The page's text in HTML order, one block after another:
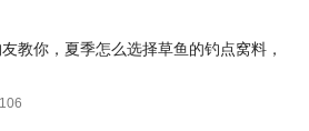
教你，夏季怎么选择草鱼的钓点窝料，